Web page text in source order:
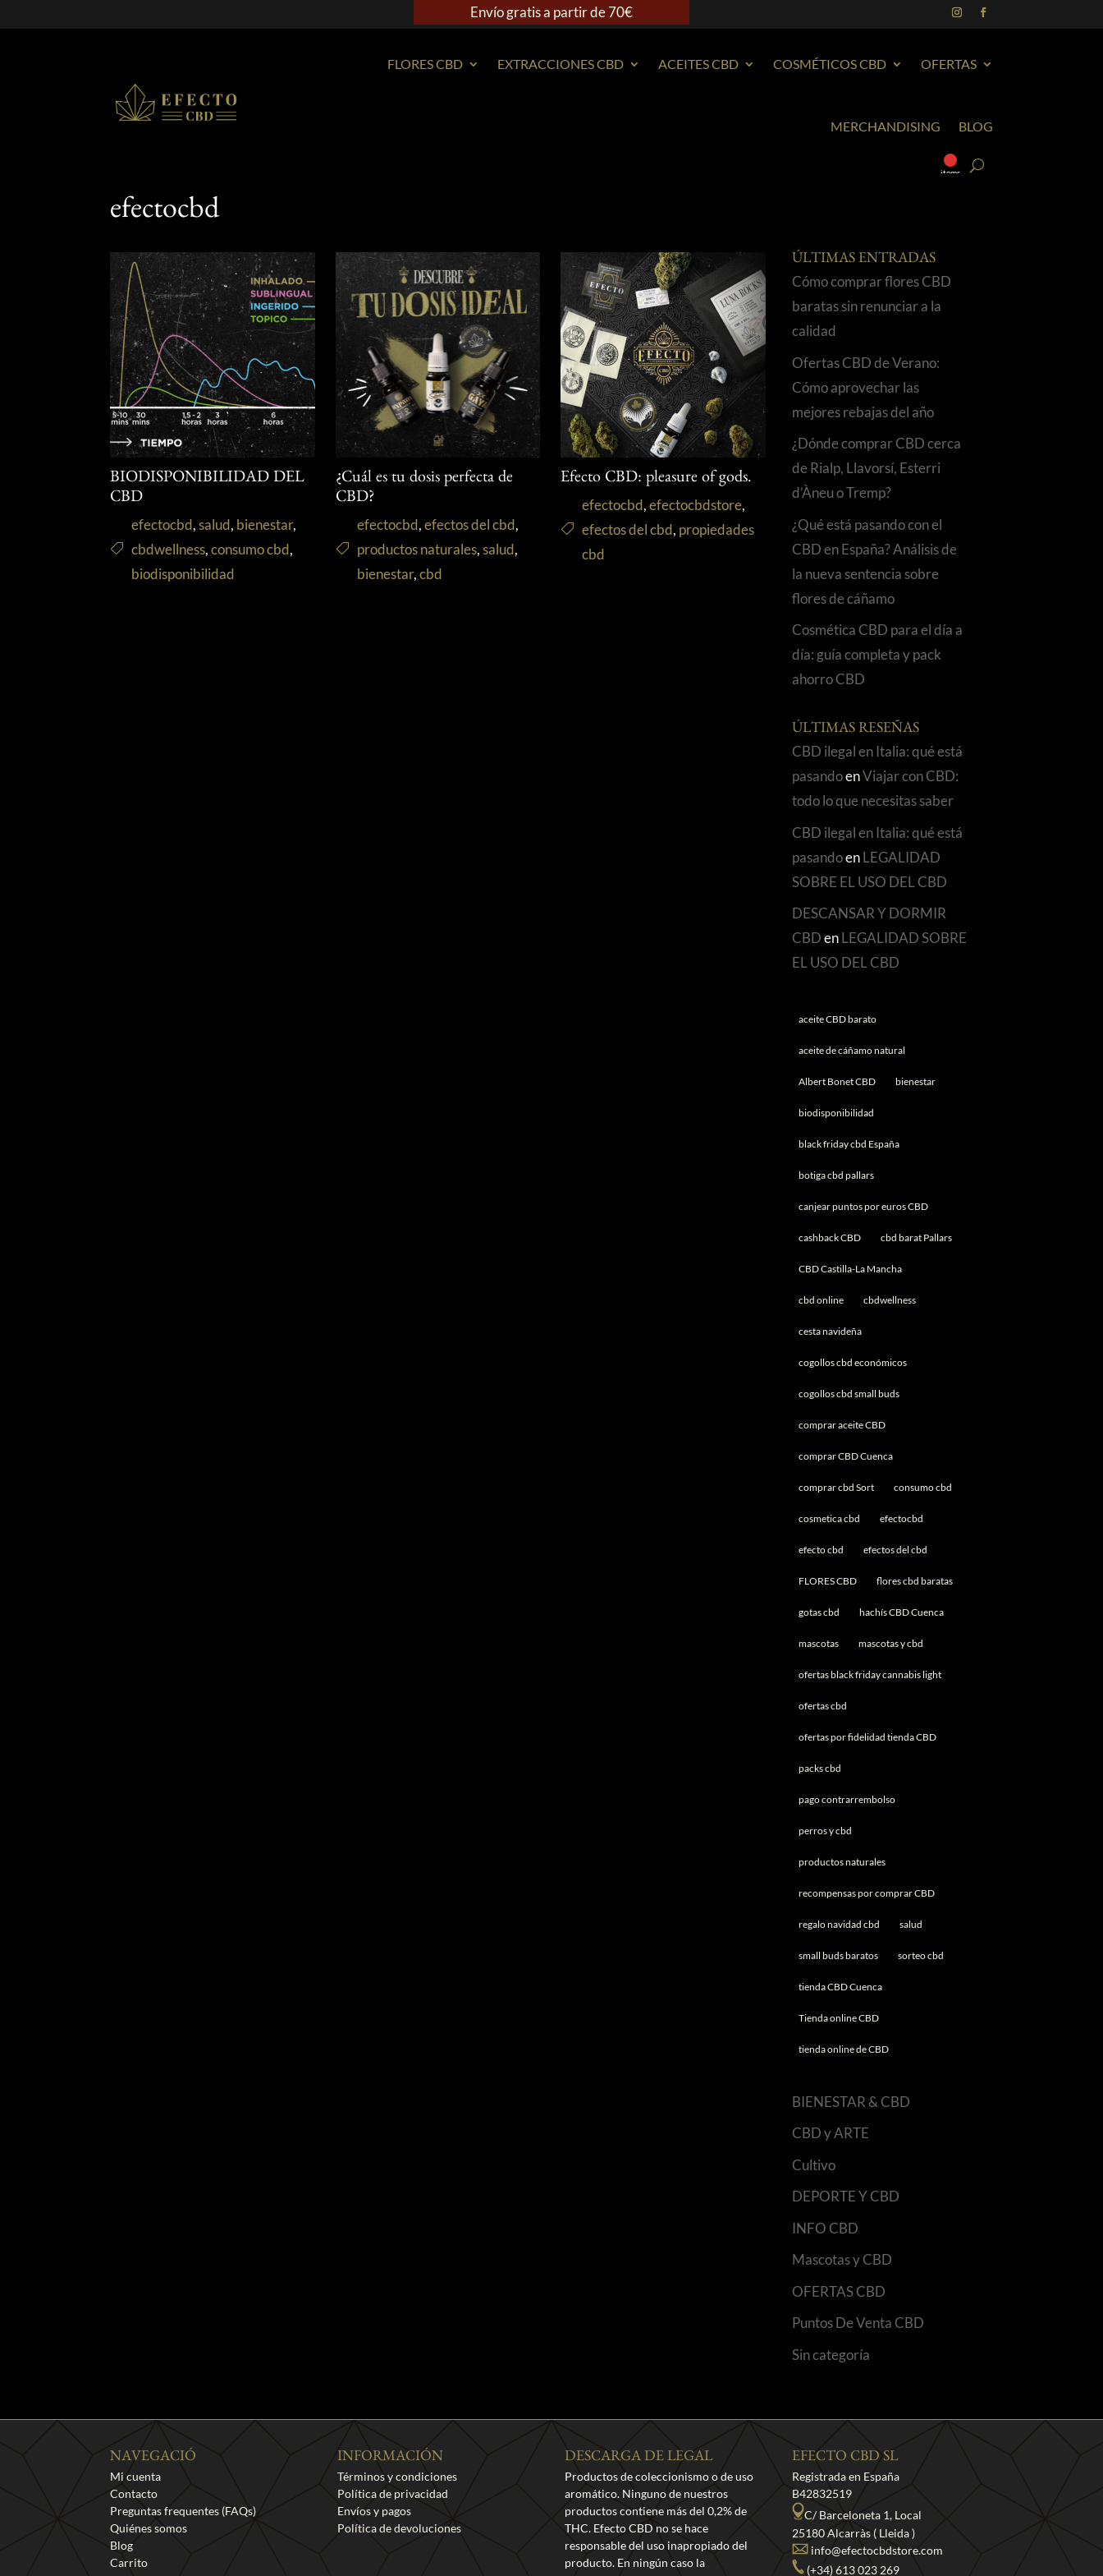
Envío gratis a partir de 70€
FLORES CBD EXTRACCIONES CBD ACEITES CBD COSMÉTICOS CBD OFERTAS
MERCHANDISING BLOG
items
efectocbd
BIODISPONIBILIDAD DEL
CBD
efectocbd,salud, bienestar,
cbdwellness,consumo cbd,
biodisponibilidad
¿Cuál es tu dosis perfecta de
CBD?
efectocbd,efectos del cbd,
productos naturales,salud,
bienestar,cbd
Efecto CBD: pleasure of gods.
efectocbd,efectocbdstore,
efectos del cbd, propiedades
cbd
ÚLTIMAS ENTRADAS
Cómo comprar flores CBD
baratas sin renunciar a la
calidad
Ofertas CBD de Verano:
Cómo aprovechar las
mejores rebajas del año
¿Dónde comprar CBD cerca
de Rialp, Llavorsí, Esterri
d’Àneu o Tremp?
¿Qué está pasando con el
CBD en España? Análisis de
la nueva sentencia sobre
flores de cáñamo
Cosmética CBD para el día a
día: guía completa y pack
ahorro CBD
ÚLTIMAS RESEÑAS
CBD ilegal en Italia: qué está
pasandoenViajar con CBD:
todo lo que necesitas saber
CBD ilegal en Italia: qué está
pasandoenLEGALIDAD
SOBRE EL USO DEL CBD
DESCANSAR Y DORMIR
CBDenLEGALIDAD SOBRE
EL USO DEL CBD
aceite CBD barato
aceite de cáñamo natural
Albert Bonet CBD bienestar
biodisponibilidad
black friday cbd España
botiga cbd pallars
canjear puntos por euros CBD
cashback CBD cbd barat Pallars
CBD Castilla-La Mancha
cbd online cbdwellness
cesta navideña
cogollos cbd económicos
cogollos cbd small buds
comprar aceite CBD
comprar CBD Cuenca
comprar cbd Sort consumo cbd
cosmetica cbd efectocbd
efecto cbd efectos del cbd
FLORES CBD flores cbd baratas
gotas cbd hachís CBD Cuenca
mascotas mascotas y cbd
ofertas black friday cannabis light
ofertas cbd
ofertas por fidelidad tienda CBD
packs cbd
pago contrarrembolso
perros y cbd
productos naturales
recompensas por comprar CBD
regalo navidad cbd salud
small buds baratos sorteo cbd
tienda CBD Cuenca
Tienda online CBD
tienda online de CBD
BIENESTAR & CBD
CBD y ARTE
Cultivo
DEPORTE Y CBD
INFO CBD
Mascotas y CBD
OFERTAS CBD
Puntos De Venta CBD
Sin categoría
NAVEGACIÓ
Mi cuenta
Contacto
Preguntas frequentes (FAQs)
Quiénes somos
Blog
Carrito
INFORMACIÓN
Términos y condiciones
Política de privacidad
Envíos y pagos
Política de devoluciones
DESCARGA DE LEGAL
Productos de coleccionismo o de uso
aromático. Ninguno de nuestros
productos contiene más del 0,2% de
THC. Efecto CBD no se hace
responsable del uso inapropiado del
producto. En ningún caso la
EFECTO CBD SL
Registrada en España
B42832519
C/ Barceloneta 1, Local
25180 Alcarràs ( Lleida )
info@efectocbdstore.com
(+34) 613 023 269